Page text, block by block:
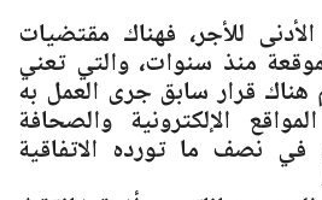
للأجر، فهناك مقتضيات
منذ سنوات، والتي تعني
هناك قرار سابق جرى العمل به
الإلكترونية والصحافة
نصف ما تورده الاتفاقية